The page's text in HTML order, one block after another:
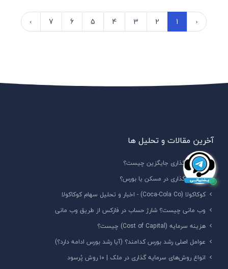
‹
1
2
3
4
5
6
7
›
آخرین مقالات و تحلیل ها
سرمایه گذاری جایگزین چیست؟
سرمایه گذاری در مسکن یا بورس؟
کوکاکولا (Coca-Cola Co) - اخبار و تحلیل سهام کوکاکولا
وب مانی چیست؟ شارژ حساب در فارکس از طریق وب مانی
هزینه سرمایه (Cost of Capital) چیست؟
عوامل اصلی رشد بورس کدامند؟ (آیا رشد بورس ادامه دارد؟)
انواع روش‌های سرمایه گذاری در ملک | ۱۰ روش پُرسود